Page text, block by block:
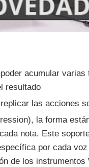
acumular
resultado
las acciones
la forma
nota. Este
por cada
de los